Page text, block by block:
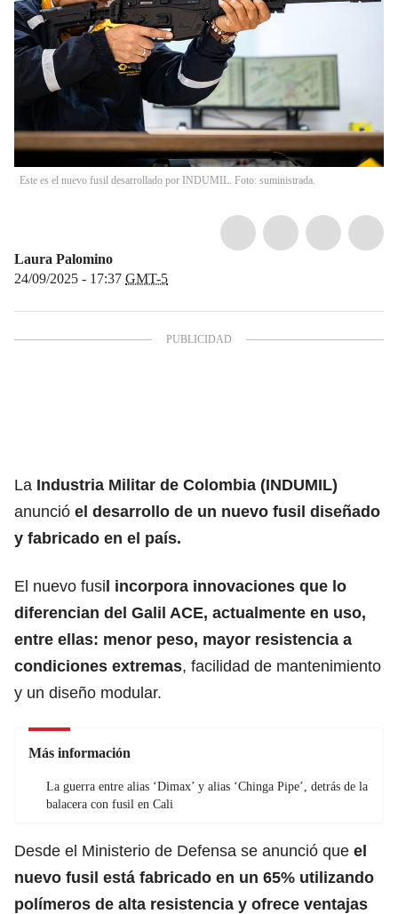
Este es el nuevo fusil desarrollado por INDUMIL. Foto: suministrada.
Laura Palomino
24/09/2025 - 17:37 GMT-5
La Industria Militar de Colombia (INDUMIL)
anunció el desarrollo de un nuevo fusil diseñado
y fabricado en el país.
El nuevo fusil incorpora innovaciones que lo
diferencian del Galil ACE, actualmente en uso,
entre ellas: menor peso, mayor resistencia a
condiciones extremas, facilidad de mantenimiento
y un diseño modular.
Más información
La guerra entre alias ‘Dimax’ y alias ‘Chinga Pipe’, detrás de la
balacera con fusil en Cali
Desde el Ministerio de Defensa se anunció que el
nuevo fusil está fabricado en un 65% utilizando
polímeros de alta resistencia y ofrece ventajas